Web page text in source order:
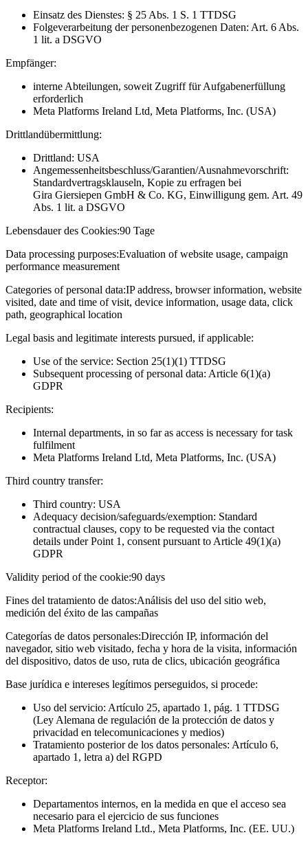
Einsatz des Dienstes: § 25 Abs. 1 S. 1 TTDSG
Folgeverarbeitung der personenbezogenen Daten: Art. 6 Abs.
1 lit. a DSGVO
Empfänger:
interne Abteilungen, soweit Zugriff für Aufgabenerfüllung
erforderlich
Meta Platforms Ireland Ltd, Meta Platforms, Inc. (USA)
Drittlandübermittlung:
Drittland: USA
Angemessenheitsbeschluss/Garantien/Ausnahmevorschrift:
Standardvertragsklauseln, Kopie zu erfragen bei
Gira Giersiepen GmbH & Co. KG, Einwilligung gem. Art. 49
Abs. 1 lit. a DSGVO
Lebensdauer des Cookies:90 Tage
Data processing purposes:Evaluation of website usage, campaign
performance measurement
Categories of personal data:IP address, browser information, website
visited, date and time of visit, device information, usage data, click
path, geographical location
Legal basis and legitimate interests pursued, if applicable:
Use of the service: Section 25(1)(1) TTDSG
Subsequent processing of personal data: Article 6(1)(a)
GDPR
Recipients:
Internal departments, in so far as access is necessary for task
fulfilment
Meta Platforms Ireland Ltd, Meta Platforms, Inc. (USA)
Third country transfer:
Third country: USA
Adequacy decision/safeguards/exemption: Standard
contractual clauses, copy to be requested via the contact
details under Point 1, consent pursuant to Article 49(1)(a)
GDPR
Validity period of the cookie:90 days
Fines del tratamiento de datos:Análisis del uso del sitio web,
medición del éxito de las campañas
Categorías de datos personales:Dirección IP, información del
navegador, sitio web visitado, fecha y hora de la visita, información
del dispositivo, datos de uso, ruta de clics, ubicación geográfica
Base jurídica e intereses legítimos perseguidos, si procede:
Uso del servicio: Artículo 25, apartado 1, pág. 1 TTDSG
(Ley Alemana de regulación de la protección de datos y
privacidad en telecomunicaciones y medios)
Tratamiento posterior de los datos personales: Artículo 6,
apartado 1, letra a) del RGPD
Receptor:
Departamentos internos, en la medida en que el acceso sea
necesario para el ejercicio de sus funciones
Meta Platforms Ireland Ltd., Meta Platforms, Inc. (EE. UU.)